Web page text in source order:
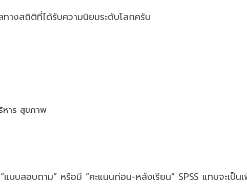
ทางสถิติที่ได้รับความนิยมระดับโลกครับ
หาร สุขภาพ
บสอบถาม” หรือมี “คะแนนก่อน-หลังเรียน” SPSS แทบจะเป็นเ